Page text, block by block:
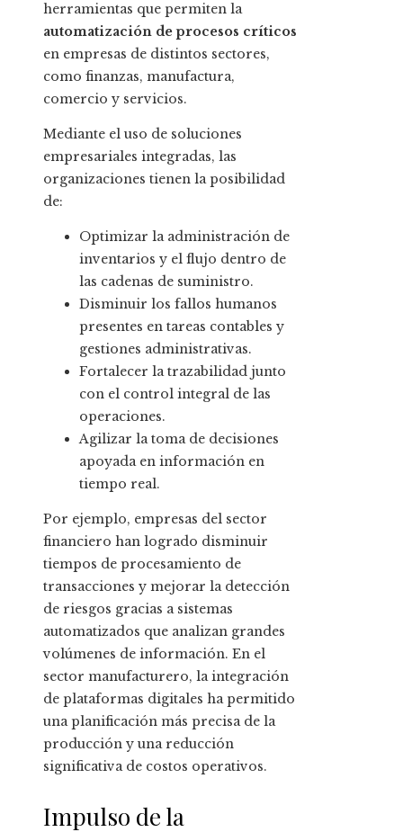
herramientas que permiten la
automatización de procesos críticos
en empresas de distintos sectores,
como finanzas, manufactura,
comercio y servicios.
Mediante el uso de soluciones
empresariales integradas, las
organizaciones tienen la posibilidad
de:
Optimizar la administración de
inventarios y el flujo dentro de
las cadenas de suministro.
Disminuir los fallos humanos
presentes en tareas contables y
gestiones administrativas.
Fortalecer la trazabilidad junto
con el control integral de las
operaciones.
Agilizar la toma de decisiones
apoyada en información en
tiempo real.
Por ejemplo, empresas del sector
financiero han logrado disminuir
tiempos de procesamiento de
transacciones y mejorar la detección
de riesgos gracias a sistemas
automatizados que analizan grandes
volúmenes de información. En el
sector manufacturero, la integración
de plataformas digitales ha permitido
una planificación más precisa de la
producción y una reducción
significativa de costos operativos.
Impulso de la